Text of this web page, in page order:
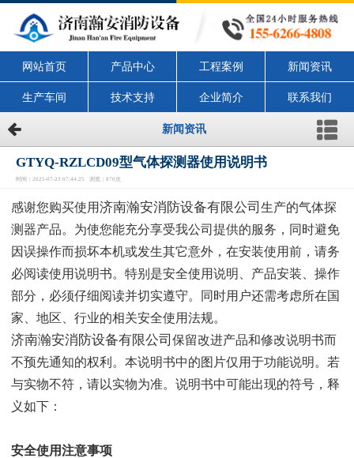
网站首页 产品中心 工程案例 新闻资讯
生产车间 技术支持 企业简介 联系我们
新闻资讯
GTYQ-RZLCD09型气体探测器使用说明书
时间：2025-07-23 07:44:25 浏览：870次
感谢您购买使用济南瀚安消防设备有限公司 生产的气体探
测器产品。 为使您能充分享受我公司提供的服务，同时避免
因误操作而损坏本机或发生其它意外，在安装使用前，请务
必阅读使用说明书。特别 是安全使用说明、产品安装、操作
部分，必须仔细阅读并切实遵守。
同时用户还需考虑所在国
家、地区、行业的相关安全使用法规。
济南瀚安消防设备有限公司 保留改进产品和修改说明书而
不预先通知的权利。本说明书中的图片仅用于功能说明。若
与实物不符，请以实物为准。 说明书中可能出现的符号，释
义如下：
安全使用注意事项